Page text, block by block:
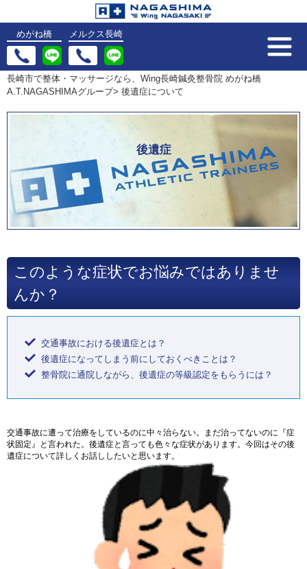
めがね橋 メルクス長崎
長崎市で整体・マッサージなら、Wing長崎鍼灸整骨院 めがね橋
A.T.NAGASHIMAグループ> 後遺症について
後遺症
このような症状でお悩みではありませ
んか？
交通事故における後遺症とは？
後遺症になってしまう前にしておくべきことは？
整骨院に通院しながら、後遺症の等級認定をもらうには？
交通事故に遭って治療をしているのに中々治らない。まだ治ってないのに『症
状固定』と言われた。後遺症と言っても色々な症状があります。今回はその後
遺症について詳しくお話ししたいと思います。